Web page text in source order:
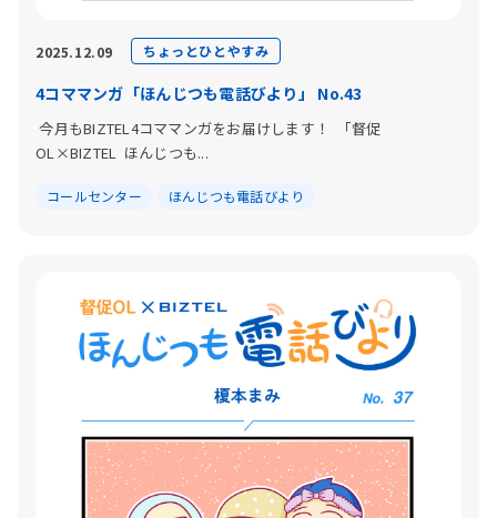
2025.12.09 ちょっとひとやすみ
4コママンガ「ほんじつも電話びより」 No.43
今月もBIZTEL4コママンガをお届けします！ 「督促
OL×BIZTEL ほんじつも...
コールセンター ほんじつも電話びより